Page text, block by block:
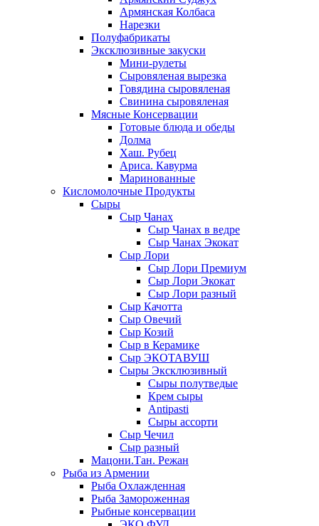
Армянская Колбаса
Нарезки
Полуфабрикаты
Эксклюзивные закуски
Мини-рулеты
Сыровяленая вырезка
Говядина сыровяленая
Свинина сыровяленая
Мясные Консервации
Готовые блюда и обеды
Долма
Хаш. Рубец
Ариса. Кавурма
Маринованные
Кисломолочные Продукты
Сыры
Сыр Чанах
Сыр Чанах в ведре
Сыр Чанах Экокат
Сыр Лори
Сыр Лори Премиум
Сыр Лори Экокат
Сыр Лори разный
Сыр Качотта
Сыр Овечий
Сыр Козий
Сыр в Керамике
Сыр ЭКОТАВУШ
Сыры Эксклюзивный
Сыры полутведые
Крем сыры
Antipasti
Сыры ассорти
Сыр Чечил
Сыр разный
Мацони.Тан. Режан
Рыба из Армении
Рыба Охлажденная
Рыба Замороженная
Рыбные консервации